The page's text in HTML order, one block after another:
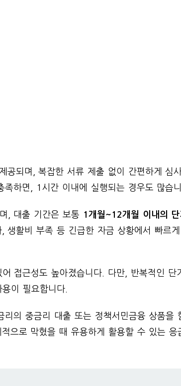
공되며, 복잡한 서류 제출 없이 간편하게 심
하면, 1시간 이내에 실행되는 경우도 많습니
, 대출 기간은 보통 1개월~12개월 이내의
생활비 부족 등 긴급한 자금 상황에서 빠르
접근성도 높아졌습니다. 다만, 반복적인 단
이 필요합니다.
의 중금리 대출 또는 정책서민금융 상품을
으로 막혔을 때 유용하게 활용할 수 있는 응